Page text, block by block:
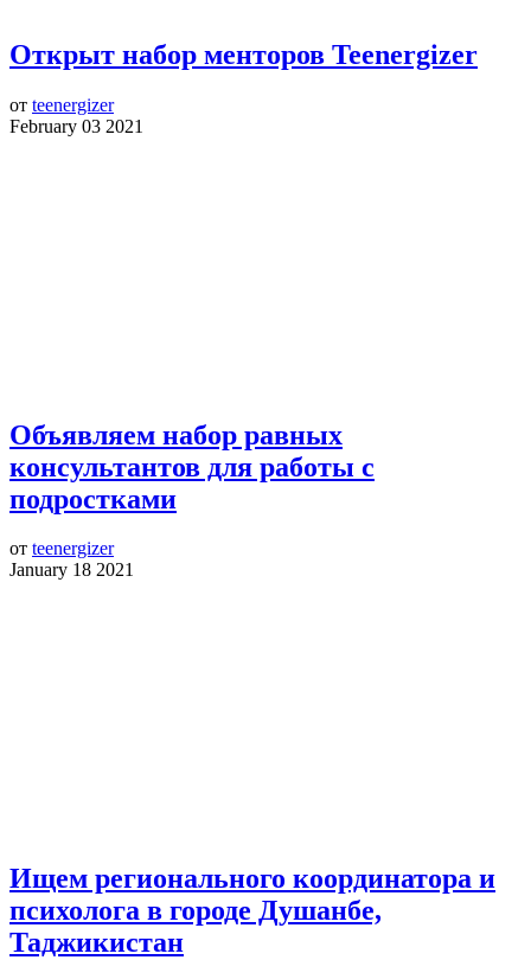
Открыт набор менторов Teenergizer
от teenergizer
February 03 2021
Объявляем набор равных
консультантов для работы с
подростками
от teenergizer
January 18 2021
Ищем регионального координатора и
психолога в городе Душанбе,
Таджикистан